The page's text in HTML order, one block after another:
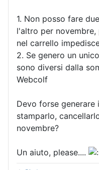
1. Non posso fare
l'altro per novembre,
nel carrello
2. Se genero un
sono diversi dalla
Webcolf
Devo forse
stamparlo,
novembre?
Un aiuto, please....